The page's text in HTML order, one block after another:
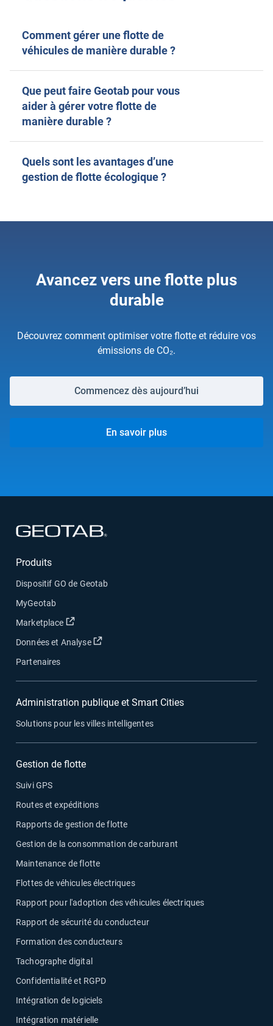
Comment gérer une flotte de
véhicules de manière durable ?
Que peut faire Geotab pour vous
aider à gérer votre flotte de
manière durable ?
Quels sont les avantages d’une
gestion de flotte écologique ?
Avancez vers une flotte plus
durable
Découvrez comment optimiser votre flotte et réduire vos
émissions de CO₂.
Commencez dès aujourd’hui
En savoir plus
Produits
Dispositif GO de Geotab
MyGeotab
Marketplace
Ouvrir dans une nouvelle fenêtre
Données et Analyse Ouvrir dans une nouvelle fenêtre
Partenaires
Administration publique et Smart Cities
Solutions pour les villes intelligentes
Gestion de flotte
Suivi GPS
Routes et expéditions
Rapports de gestion de flotte
Gestion de la consommation de carburant
Maintenance de flotte
Flottes de véhicules électriques
Rapport pour l'adoption des véhicules électriques
Rapport de sécurité du conducteur
Formation des conducteurs
Tachographe digital
Confidentialité et RGPD
Intégration de logiciels
Intégration matérielle